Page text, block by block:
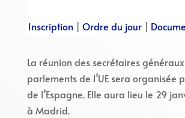
Inscription |Ordre du jour |
La réunion des secrétaires
parlements de l’UE sera organisée
de l’Espagne. Elle aura lieu le 29
à Madrid.